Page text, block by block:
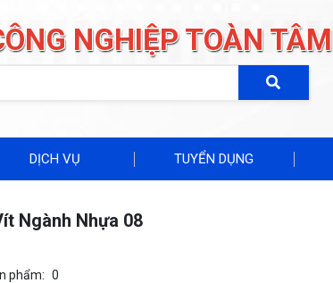
NGHIỆP TOÀN TÂM
DỊCH VỤ TUYỂN DỤNG
Ngành Nhựa 08
phẩm: 0